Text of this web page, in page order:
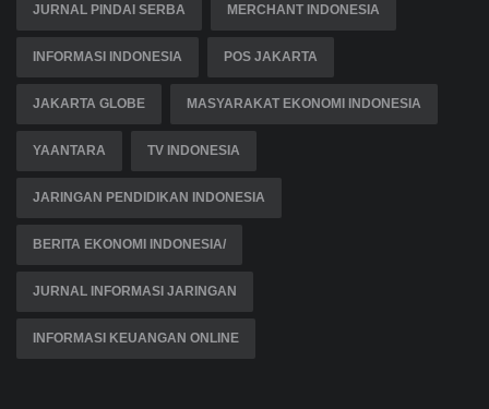
JURNAL PINDAI SERBA MERCHANT INDONESIA
INFORMASI INDONESIA POS JAKARTA
JAKARTA GLOBE MASYARAKAT EKONOMI INDONESIA
YAANTARA TV INDONESIA
JARINGAN PENDIDIKAN INDONESIA
BERITA EKONOMI INDONESIA/
JURNAL INFORMASI JARINGAN
INFORMASI KEUANGAN ONLINE